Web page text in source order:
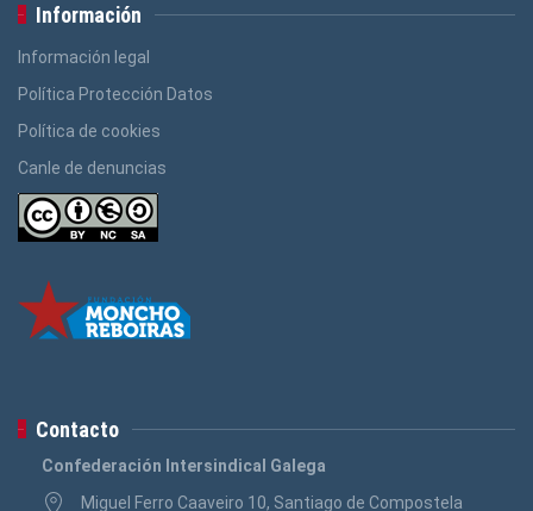
Información
Información legal
Política Protección Datos
Política de cookies
Canle de denuncias
Contacto
Confederación Intersindical Galega
Miguel Ferro Caaveiro 10, Santiago de Compostela